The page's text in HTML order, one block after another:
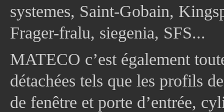
systemes, Saint-Gobain,
Frager-fralu, siegenia, SFS...
MATECO c’est également
détachées tels que les profils
de fenêtre et porte d’entrée,